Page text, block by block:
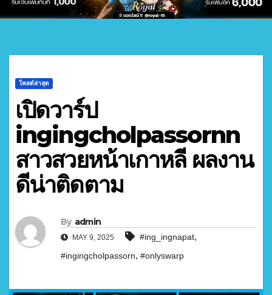
โพสต์ล่าสุด
เปิดวาร์ป
ingingcholpassornn
สาวสวยหน้าเกาหลี ผลงาน
ดีน่าติดตาม
By admin
MAY 9, 2025 #ing_ingnapat,
#ingingcholpassorn, #onlyswarp